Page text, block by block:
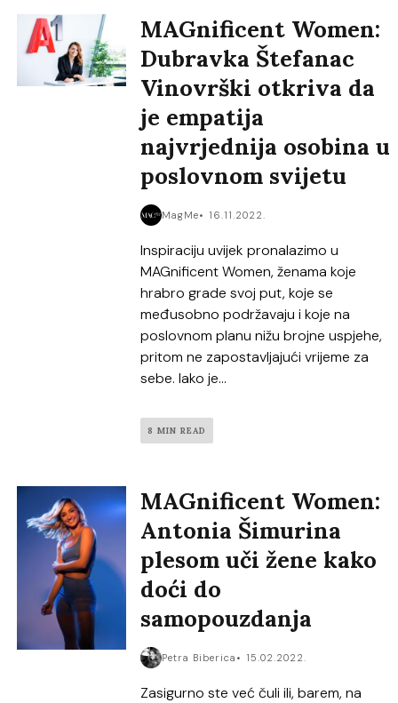
MAGnificent Women:
Dubravka Štefanac
Vinovrški otkriva da
je empatija
najvrjednija osobina u
poslovnom svijetu
MagMe 16.11.2022.
Inspiraciju uvijek pronalazimo u
MAGnificent Women, ženama koje
hrabro grade svoj put, koje se
međusobno podržavaju i koje na
poslovnom planu nižu brojne uspjehe,
pritom ne zapostavljajući vrijeme za
sebe. Iako je...
8 MIN READ
MAGnificent Women:
Antonia Šimurina
plesom uči žene kako
doći do
samopouzdanja
Petra Biberica 15.02.2022.
Zasigurno ste već čuli ili, barem, na